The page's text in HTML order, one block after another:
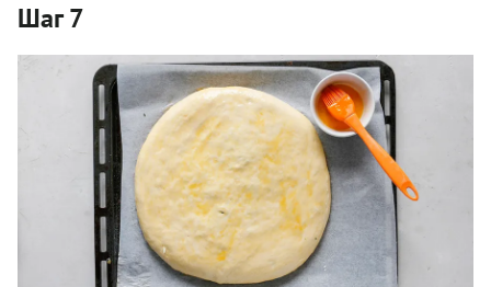
Шаг 7